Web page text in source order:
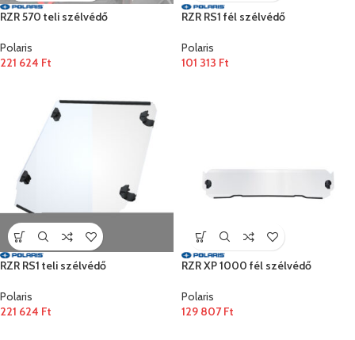
RZR 570 teli szélvédő
Polaris
221 624 Ft
RZR RS1 fél szélvédő
Polaris
101 313 Ft
RZR RS1 teli szélvédő
Polaris
221 624 Ft
RZR XP 1000 fél szélvédő
Polaris
129 807Ft